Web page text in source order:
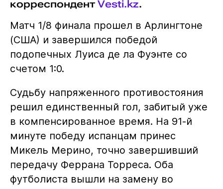
корреспондент Vesti.kz.
Матч 1/8 финала прошел в Арлингтоне
(США) и завершился победой
подопечных Луиса де ла Фуэнте со
счетом 1:0.
Судьбу напряженного противостояния
решил единственный гол, забитый уже
в компенсированное время. На 91-й
минуте победу испанцам принес
Микель Мерино, точно завершивший
передачу Феррана Торреса. Оба
футболиста вышли на замену во